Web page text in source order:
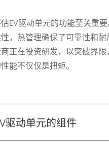
EV驱动单元的功能至关重
，热管理确保了可靠性和
正在投资研发，以突破界
能不仅仅是扭矩。
驱动单元的组件